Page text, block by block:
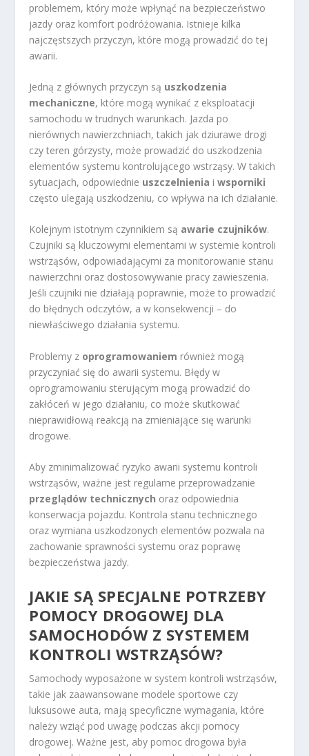
problemem, który może wpłynąć na bezpieczeństwo
jazdy oraz komfort podróżowania. Istnieje kilka
najczęstszych przyczyn, które mogą prowadzić do tej
awarii.
Jedną z głównych przyczyn są uszkodzenia
mechaniczne, które mogą wynikać z eksploatacji
samochodu w trudnych warunkach. Jazda po
nierównych nawierzchniach, takich jak dziurawe drogi
czy teren górzysty, może prowadzić do uszkodzenia
elementów systemu kontrolującego wstrząsy. W takich
sytuacjach, odpowiednie uszczelnienia iwsporniki
często ulegają uszkodzeniu, co wpływa na ich działanie.
Kolejnym istotnym czynnikiem są awarie czujników.
Czujniki są kluczowymi elementami w systemie kontroli
wstrząsów, odpowiadającymi za monitorowanie stanu
nawierzchni oraz dostosowywanie pracy zawieszenia.
Jeśli czujniki nie działają poprawnie, może to prowadzić
do błędnych odczytów, a w konsekwencji – do
niewłaściwego działania systemu.
Problemy z oprogramowaniem również mogą
przyczyniać się do awarii systemu. Błędy w
oprogramowaniu sterującym mogą prowadzić do
zakłóceń w jego działaniu, co może skutkować
nieprawidłową reakcją na zmieniające się warunki
drogowe.
Aby zminimalizować ryzyko awarii systemu kontroli
wstrząsów, ważne jest regularne przeprowadzanie
przeglądów technicznych oraz odpowiednia
konserwacja pojazdu. Kontrola stanu technicznego
oraz wymiana uszkodzonych elementów pozwala na
zachowanie sprawności systemu oraz poprawę
bezpieczeństwa jazdy.
JAKIE SĄ SPECJALNE POTRZEBY
POMOCY DROGOWEJ DLA
SAMOCHODÓW Z SYSTEMEM
KONTROLI WSTRZĄSÓW?
Samochody wyposażone w system kontroli wstrząsów,
takie jak zaawansowane modele sportowe czy
luksusowe auta, mają specyficzne wymagania, które
należy wziąć pod uwagę podczas akcji pomocy
drogowej. Ważne jest, aby pomoc drogowa była